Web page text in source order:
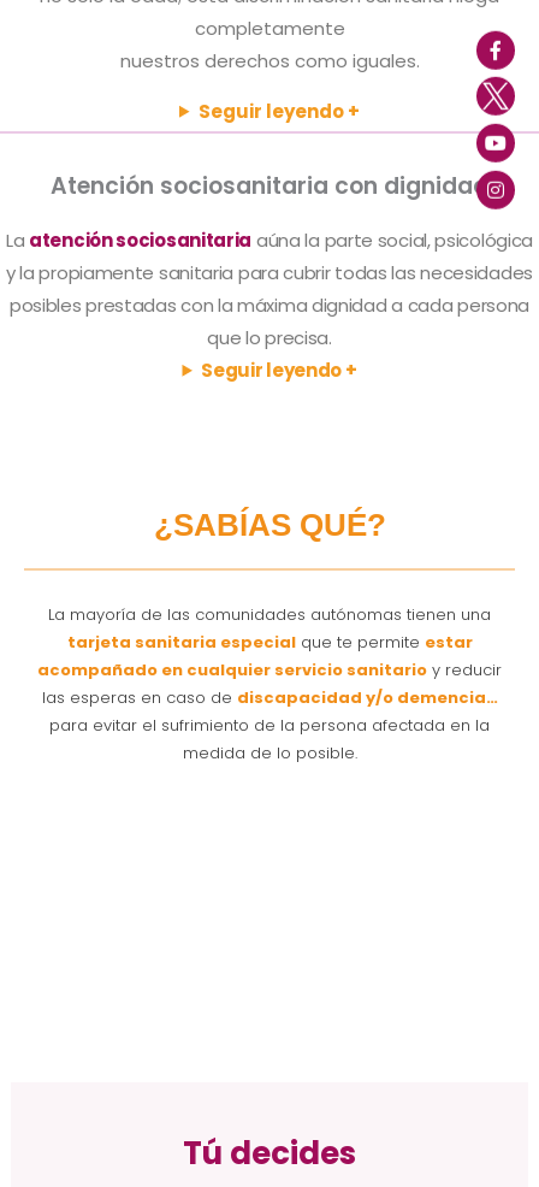
completamente
nuestros derechos como iguales.
Seguir leyendo +
Atención sociosanitaria con dignidad
La atención sociosanitaria aúna la parte social, psicológica
y la propiamente sanitaria para cubrir todas las necesidades
posibles prestadas con la máxima dignidad a cada persona
que lo precisa.
Seguir leyendo +
¿SABÍAS QUÉ?
La mayoría de las comunidades autónomas tienen una
tarjeta sanitaria especialque te permite estar
acompañado en cualquier servicio sanitario y reducir
las esperas en caso de discapacidad y/o demencia…
para evitar el sufrimiento de la persona afectada en la
medida de lo posible.
Tú decides